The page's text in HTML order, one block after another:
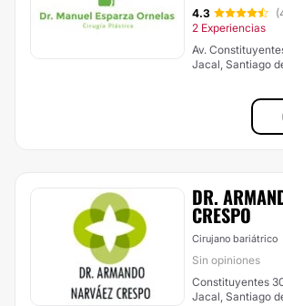
4.3
2 Experiencias
Av.
Jacal, Santiago
DR.
CRESPO
Cirujano bariátrico
Sin opiniones
Constituyentes
Jacal, Santiago